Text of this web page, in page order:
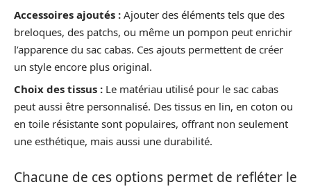
Accessoires ajoutés : Ajouter des éléments tels que des
breloques, des patchs, ou même un pompon peut enrichir
l’apparence du sac cabas. Ces ajouts permettent de créer
un style encore plus original.
Choix des tissus : Le matériau utilisé pour le sac cabas
peut aussi être personnalisé. Des tissus en lin, en coton ou
en toile résistante sont populaires, offrant non seulement
une esthétique, mais aussi une durabilité.
Chacune de ces options permet de refléter le